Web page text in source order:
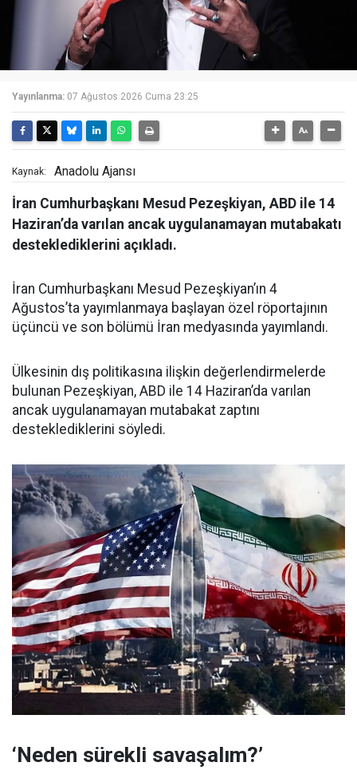
Yayınlanma: 07 Ağustos 2026 Cuma 23:25
Kaynak: Anadolu Ajansı
İran Cumhurbaşkanı Mesud Pezeşkiyan, ABD ile 14
Haziran’da varılan ancak uygulanamayan mutabakatı
desteklediklerini açıkladı.
İran Cumhurbaşkanı Mesud Pezeşkiyan’ın 4
Ağustos’ta yayımlanmaya başlayan özel röportajının
üçüncü ve son bölümü İran medyasında yayımlandı.
Ülkesinin dış politikasına ilişkin değerlendirmelerde
bulunan Pezeşkiyan, ABD ile 14 Haziran’da varılan
ancak uygulanamayan mutabakat zaptını
desteklediklerini söyledi.
‘Neden sürekli savaşalım?’